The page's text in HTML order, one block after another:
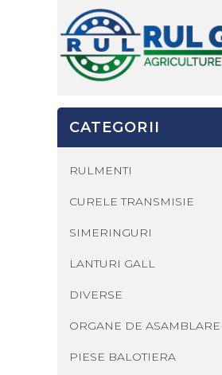
CATEGORII
RULMENTI
CURELE TRANSMISIE
SIMERINGURI
LANTURI GALL
DIVERSE
ORGANE DE ASAMBLARE
PIESE BALOTIERA